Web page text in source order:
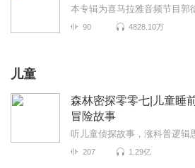
90 4828.10万
儿童
森林密探零零七|儿童睡
冒险故事
听儿童侦探故事，涨科普逻辑
207 1.29亿